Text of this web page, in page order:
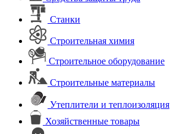
Станки
Строительная химия
Строительное оборудование
Строительные материалы
Утеплители и теплоизоляция
Хозяйственные товары